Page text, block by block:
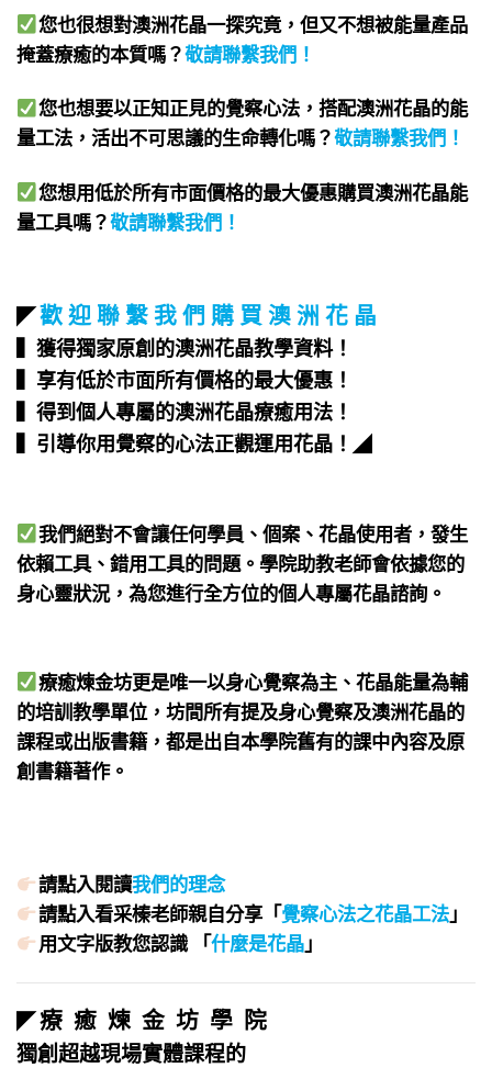
您也很想對澳洲花晶一探究竟，但又不想被能量產品
掩蓋療癒的本質嗎？敬請聯繫我們 ！
您也想要以正知正見的覺察心法，搭配澳洲花晶的能
量工法，活出不可思議的生命轉化嗎？敬請聯繫我們 ！
您想用低於所有市面價格的最大優惠購買澳洲花晶能
量工具嗎？敬請聯繫我們 ！
◤歡 迎 聯 繫 我 們 購 買 澳 洲 花 晶
▍獲得獨家原創的澳洲花晶教學資料！
▍享有低於市面所有價格的最大優惠！
▍得到個人專屬的澳洲花晶療癒用法！
▍引導你用覺察的心法正觀運用花晶！ ◢
我們絕對不會讓任何學員、個案、花晶使用者，發生
依賴工具、錯用工具的問題。學院助教老師會依據您的
身心靈狀況，為您進行全方位的個人專屬花晶諮詢。
療癒煉金坊更是唯一以身心覺察為主、花晶能量為輔
的培訓教學單位，坊間所有提及身心覺察及澳洲花晶的
課程或出版書籍，都是出自本學院舊有的課中內容及原
創書籍著作。
請點入閱讀我們的理念
請點入看采榛老師親自分享「覺察心法之花晶工法」
用文字版教您認識 「什麼是花晶」
◤療 癒 煉 金 坊 學 院
獨創超越現場實體課程的